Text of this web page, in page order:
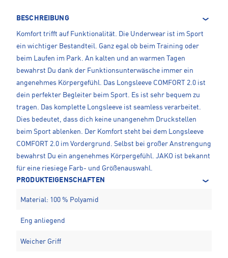
BESCHREIBUNG
Komfort trifft auf Funktionalität. Die Underwear ist im Sport
ein wichtiger Bestandteil. Ganz egal ob beim Training oder
beim Laufen im Park. An kalten und an warmen Tagen
bewahrst Du dank der Funktionsunterwäsche immer ein
angenehmes Körpergefühl. Das Longsleeve COMFORT 2.0 ist
dein perfekter Begleiter beim Sport. Es ist sehr bequem zu
tragen. Das komplette Longsleeve ist seamless verarbeitet.
Dies bedeutet, dass dich keine unangenehm Druckstellen
beim Sport ablenken. Der Komfort steht bei dem Longsleeve
COMFORT 2.0 im Vordergrund. Selbst bei großer Anstrengung
bewahrst Du ein angenehmes Körpergefühl. JAKO ist bekannt
für eine riesiege Farb- und Größenauswahl.
PRODUKTEIGENSCHAFTEN
Material: 100 % Polyamid
Eng anliegend
Weicher Griff